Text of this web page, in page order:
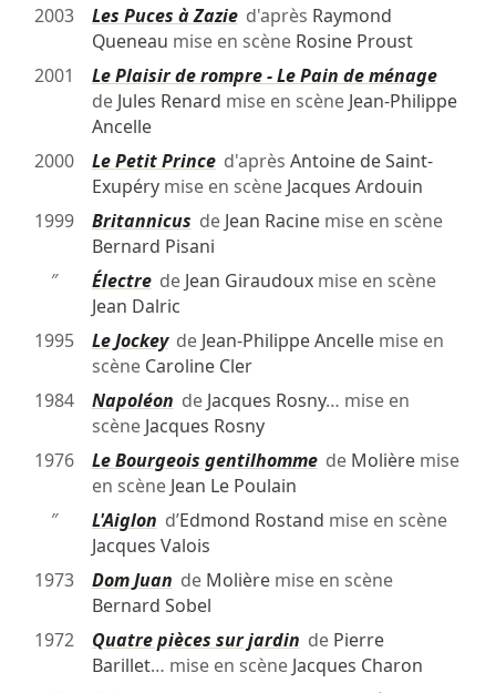
2003
Les Puces à Zazied'après Raymond
Queneau mise en scène Rosine Proust
2001
Le Plaisir de rompre - Le Pain de ménage
de Jules Renard mise en scène Jean-Philippe
Ancelle
2000
Le Petit Princed'après Antoine de Saint-
Exupérymise en scène Jacques Ardouin
1999
Britannicus de Jean Racinemise en scène
Bernard Pisani
″
Électrede Jean Giraudouxmise en scène
Jean Dalric
1995
Le Jockeyde Jean-Philippe Ancellemise en
scène Caroline Cler
1984
Napoléon de Jacques Rosny… mise en
scène Jacques Rosny
1976
Le Bourgeois gentilhommede Molièremise
en scène Jean Le Poulain
″
L'Aiglon d’Edmond Rostand mise en scène
Jacques Valois
1973
Dom Juan de Molièremise en scène
Bernard Sobel
1972
Quatre pièces sur jardin de Pierre
Barillet… mise en scène Jacques Charon